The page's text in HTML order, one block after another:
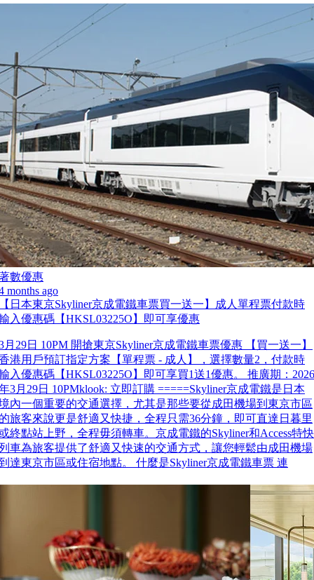
數優惠
months ago
日本東京Skyliner京成電鐵車票買一送一】成人單程票付款時
入優惠碼【HKSL03225O】即可享優惠
月29日 10PM 開搶東京Skyliner京成電鐵車票優惠 【買一送一】
港用戶預訂指定方案【單程票 - 成人】，選擇數量2，付款時
入優惠碼【HKSL03225O】即可享買1送1優惠。 推廣期：2026
3月29日 10PMklook: 立即訂購 =====Skyliner京成電鐵是日本
內一個重要的交通選擇，尤其是那些要從成田機場到東京市區
旅客來說更是舒適又快捷，全程只需36分鐘，即可直達日暮里
終點站上野，全程毋須轉車。京成電鐵的Skyliner和Access特快
車為旅客提供了舒適又快速的交通方式，讓您輕鬆由成田機場
達東京市區或住宿地點。 什麼是Skyliner京成電鐵車票 連